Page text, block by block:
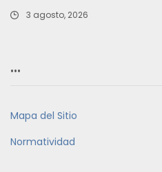
3 agosto, 2026
…
Mapa del Sitio
Normatividad